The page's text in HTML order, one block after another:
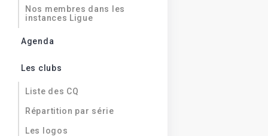
Nos membres dans les
instances Ligue
Agenda
Les clubs
Liste des CQ
Répartition par série
Les logos